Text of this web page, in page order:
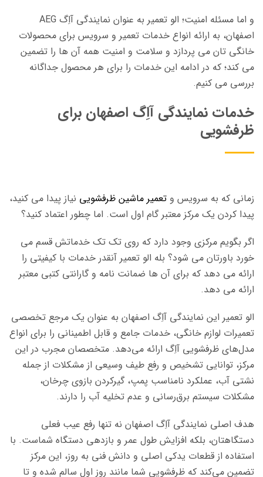
و اما مسئله امنیت؛ الو تعمیر به عنوان نمایندگی آاِگ AEG
اصفهان، به ارائه انواع خدمات تعمیر و سرویس برای محصولات
خانگی تان می پردازد و سلامت و امنیت همه آن ها را تضمین
می کند؛ که در ادامه این خدمات را برای هر محصول جداگانه
بررسی می کنیم.
خدمات نمایندگی آاِگ اصفهان برای
ظرفشویی
زمانی که به سرویس و تعمیر ماشین ظرفشویی نیاز پیدا می کنید،
پیدا کردن یک مرکز معتبر گام اول است. اما چطور اعتماد کنید؟
اگر بگویم مرکزی وجود دارد که روی تک تک خدماتش قسم می
خورد باورتان می شود؟ بله الو تعمیر آنقدر خدمات با کیفیتی را
ارائه می دهد که برای آن ها ضمانت نامه و گارانتی کتبی معتبر
ارائه می دهد.
الو تعمیر این نمایندگی آاِگ اصفهان به عنوان یک مرجع تخصصی
تعمیرات لوازم خانگی، خدمات جامع و قابل اطمینانی را برای انواع
مدل‌های ظرفشویی آاِگ ارائه می‌دهد. متخصصان مجرب در این
مرکز، توانایی تشخیص و رفع طیف وسیعی از مشکلات از جمله
نشتی آب، عملکرد نامناسب پمپ، گیرکردن بازوی چرخان،
مشکلات سیستم برق‌رسانی و عدم تخلیه آب را دارند.
هدف اصلی نمایندگی آاِگ اصفهان نه تنها رفع عیب فعلی
دستگاهتان، بلکه افزایش طول عمر و بازدهی دستگاه شماست. با
استفاده از قطعات یدکی اصلی و دانش فنی به‌ روز، این مرکز
تضمین می‌کند که ظرفشویی شما مانند روز اول سالم شده و تا